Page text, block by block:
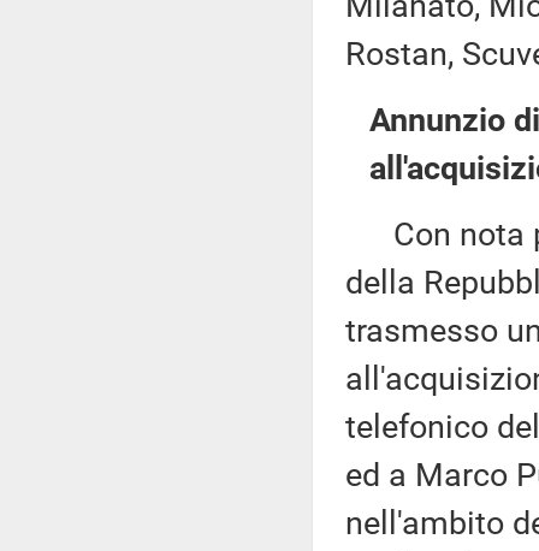
Rostan,
Annunzio
Con nota
della
trasmesso
telefonico
ed a Marco
nell'ambito